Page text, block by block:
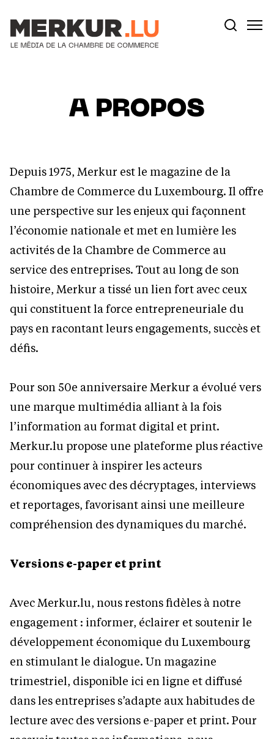
A PROPOS
Depuis 1975, Merkur est le magazine de la
Chambre de Commerce du Luxembourg. Il offre
une perspective sur les enjeux qui façonnent
l’économie nationale et met en lumière les
activités de la Chambre de Commerce au
service des entreprises. Tout au long de son
histoire, Merkur a tissé un lien fort avec ceux
qui constituent la force entrepreneuriale du
pays en racontant leurs engagements, succès et
défis.
Pour son 50e anniversaire Merkur a évolué vers
une marque multimédia alliant à la fois
l’information au format digital et print.
Merkur.lu propose une plateforme plus réactive
pour continuer à inspirer les acteurs
économiques avec des décryptages, interviews
et reportages, favorisant ainsi une meilleure
compréhension des dynamiques du marché.
Versions e-paper et print
Avec Merkur.lu, nous restons fidèles à notre
engagement : informer, éclairer et soutenir le
développement économique du Luxembourg
en stimulant le dialogue. Un magazine
trimestriel, disponible ici en ligne et diffusé
dans les entreprises s’adapte aux habitudes de
lecture avec des versions e-paper et print. Pour